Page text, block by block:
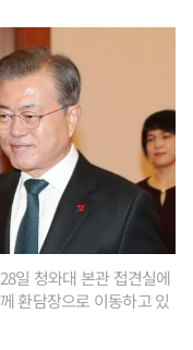
일 청와대 본관 접견실에
환담장으로 이동하고 있